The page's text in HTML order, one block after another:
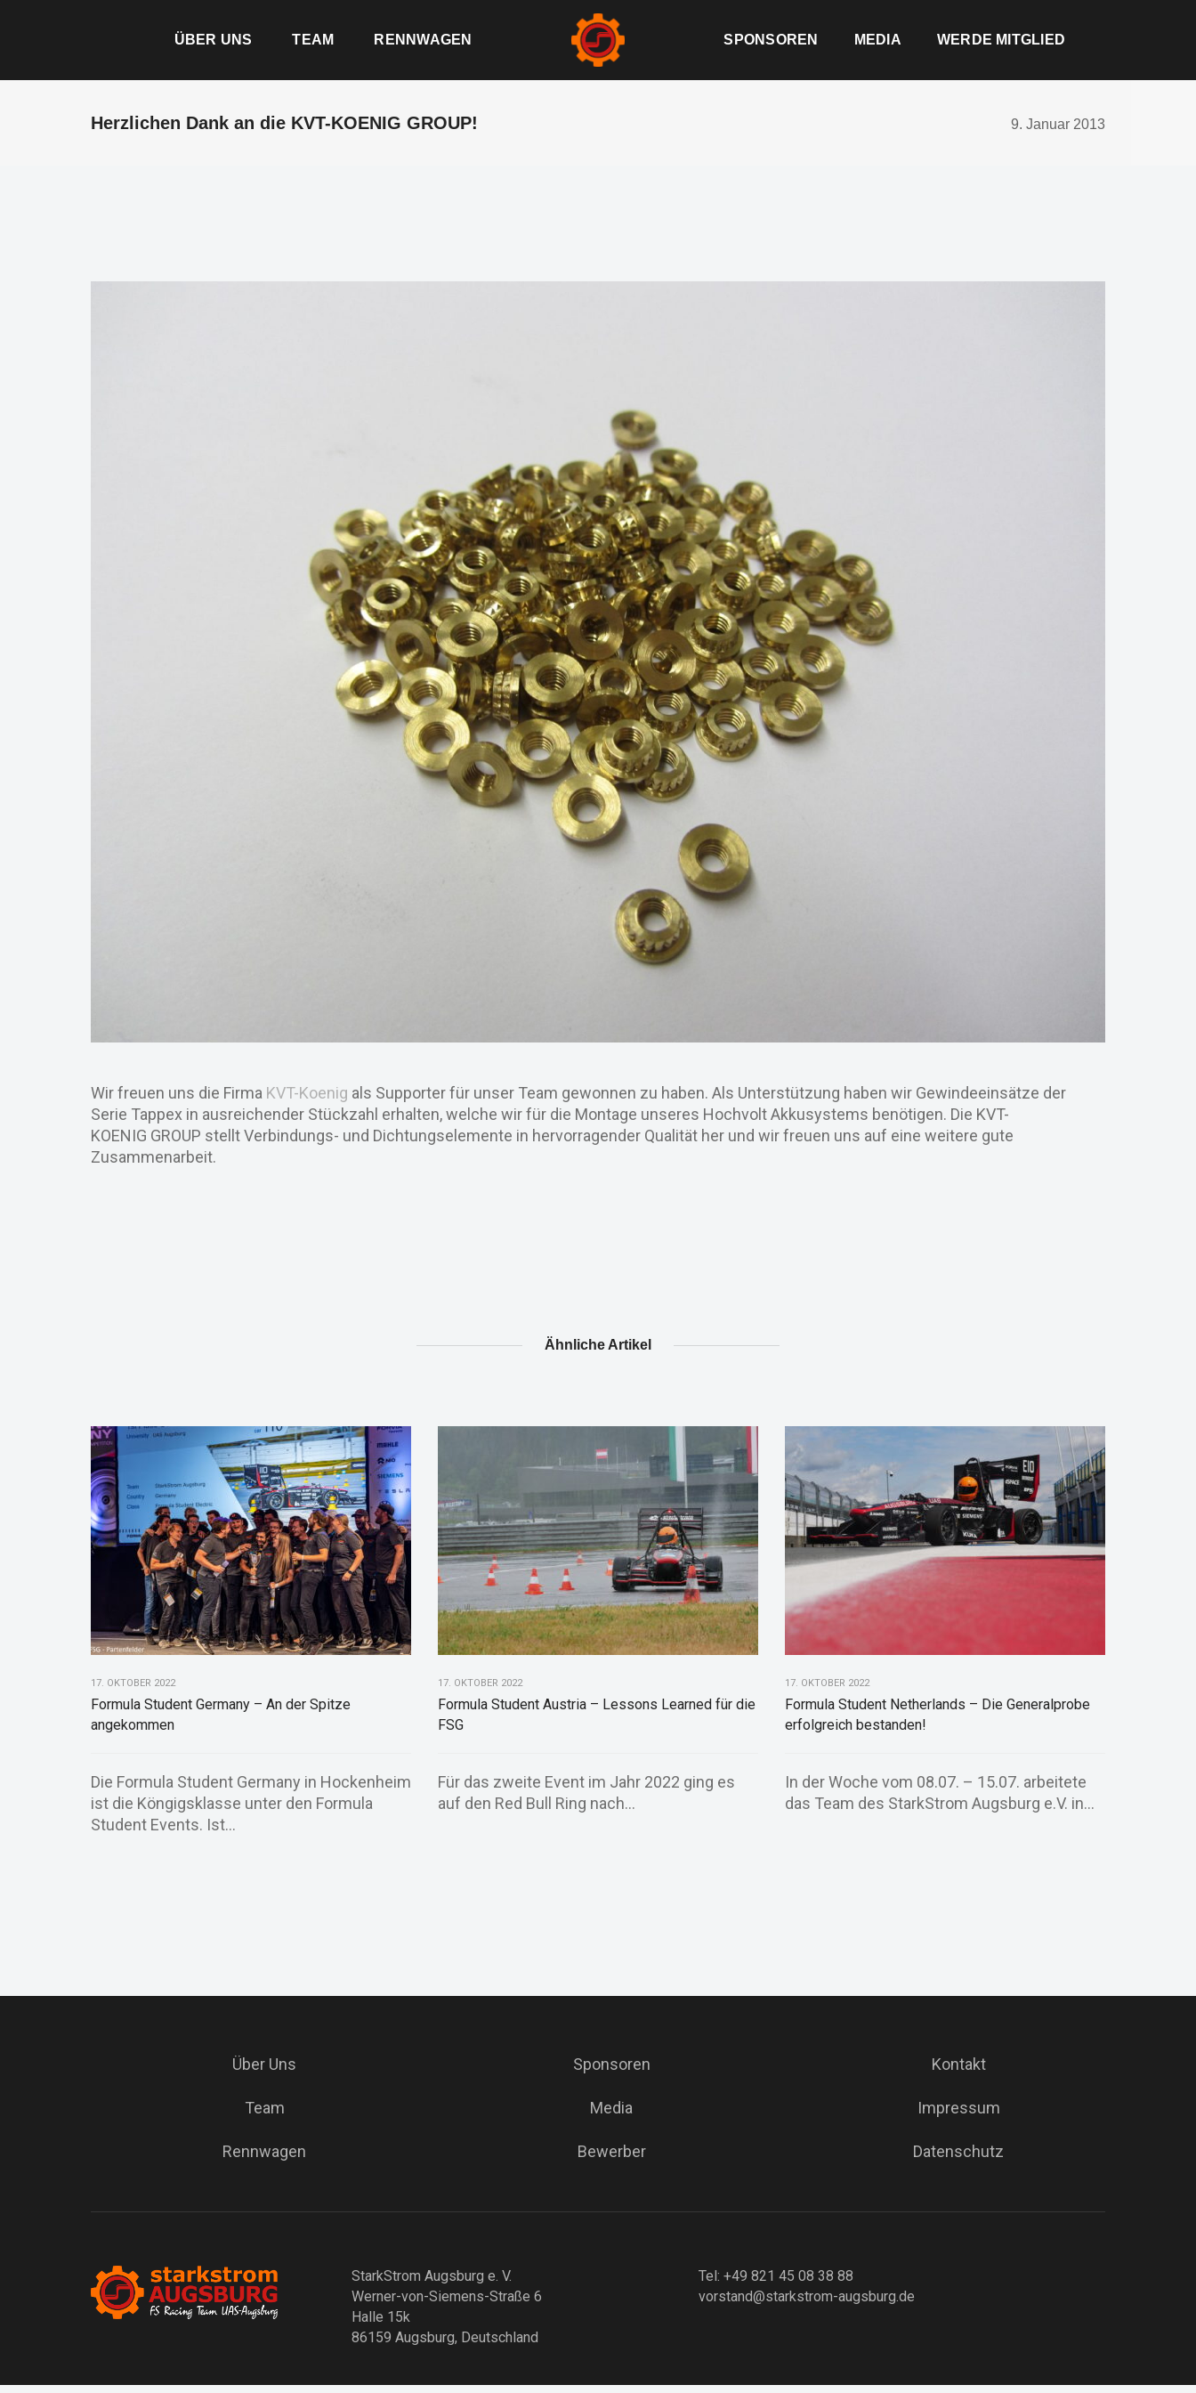
ÜBER UNS TEAM RENNWAGEN SPONSOREN MEDIA WERDE MITGLIED
Herzlichen Dank an die KVT-KOENIG GROUP! 9. Januar 2013
Wir freuen uns die Firma KVT-Koenig als Supporter für unser Team gewonnen zu haben. Als Unterstützung haben wir Gewindeeinsätze der
Serie Tappex in ausreichender Stückzahl erhalten, welche wir für die Montage unseres Hochvolt Akkusystems benötigen. Die KVT-
KOENIG GROUP stellt Verbindungs- und Dichtungselemente in hervorragender Qualität her und wir freuen uns auf eine weitere gute
Zusammenarbeit.
Ähnliche Artikel
17. OKTOBER 2022
Formula Student Germany – An der Spitze
angekommen
Die Formula Student Germany in Hockenheim
ist die Köngigsklasse unter den Formula
Student Events. Ist...
17. OKTOBER 2022
Formula Student Austria – Lessons Learned für die
FSG
Für das zweite Event im Jahr 2022 ging es
auf den Red Bull Ring nach...
17. OKTOBER 2022
Formula Student Netherlands – Die Generalprobe
erfolgreich bestanden!
In der Woche vom 08.07. – 15.07. arbeitete
das Team des StarkStrom Augsburg e.V. in...
Über Uns
Team
Rennwagen
Sponsoren
Media
Bewerber
Kontakt
Impressum
Datenschutz
StarkStrom Augsburg e. V.
Werner-von-Siemens-Straße 6
Halle 15k
86159 Augsburg, Deutschland
Tel: +49 821 45 08 38 88
vorstand@starkstrom-augsburg.de